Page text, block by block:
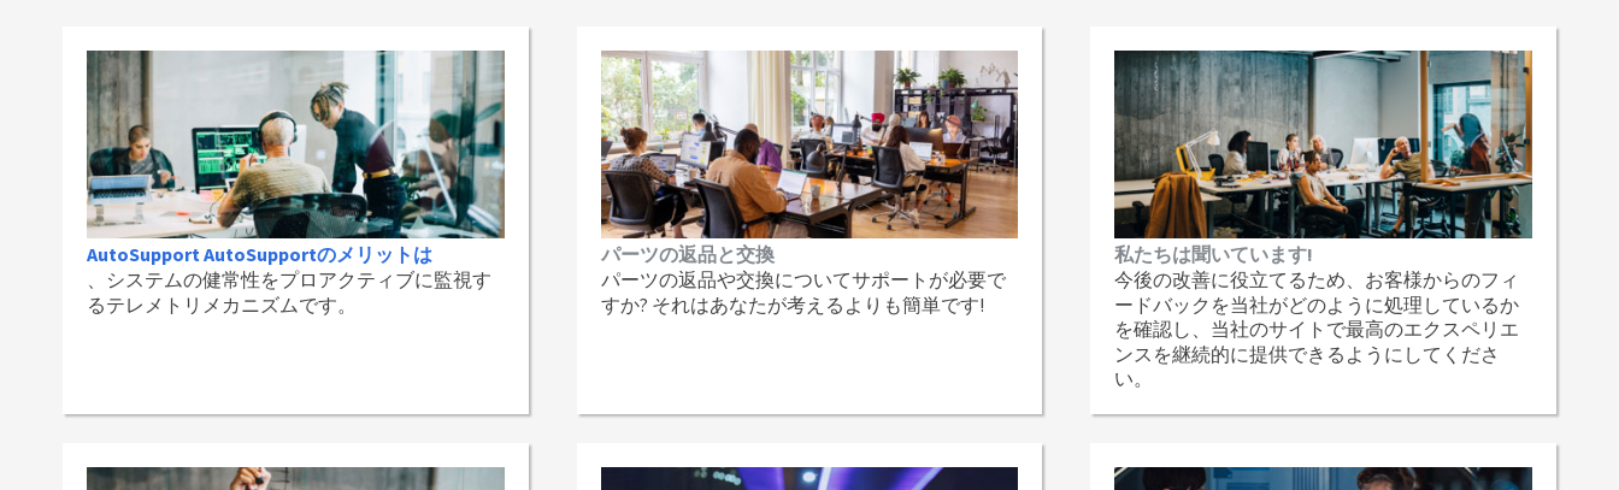
AutoSupport AutoSupportのメリットは
、システムの健常性をプロアクティブに監視す
るテレメトリメカニズムです。
パーツの返品と交換
パーツの返品や交換についてサポートが必要で
すか? それはあなたが考えるよりも簡単です!
私たちは聞いています!
今後の改善に役立てるため、お客様からのフィ
ードバックを当社がどのように処理しているか
を確認し、当社のサイトで最高のエクスペリエ
ンスを継続的に提供できるようにしてくださ
い。